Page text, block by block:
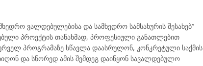
ვალდებულებისა და სამხედრო სამსახურის შესახებ“
პროექტის თანახმად, პროფესიული განათლებით
პროგრამაზე სწავლა დაასრულონ, კონკრეტული საქმის
და სწორედ ამის შემდეგ დაიწყონ სავალდებულო